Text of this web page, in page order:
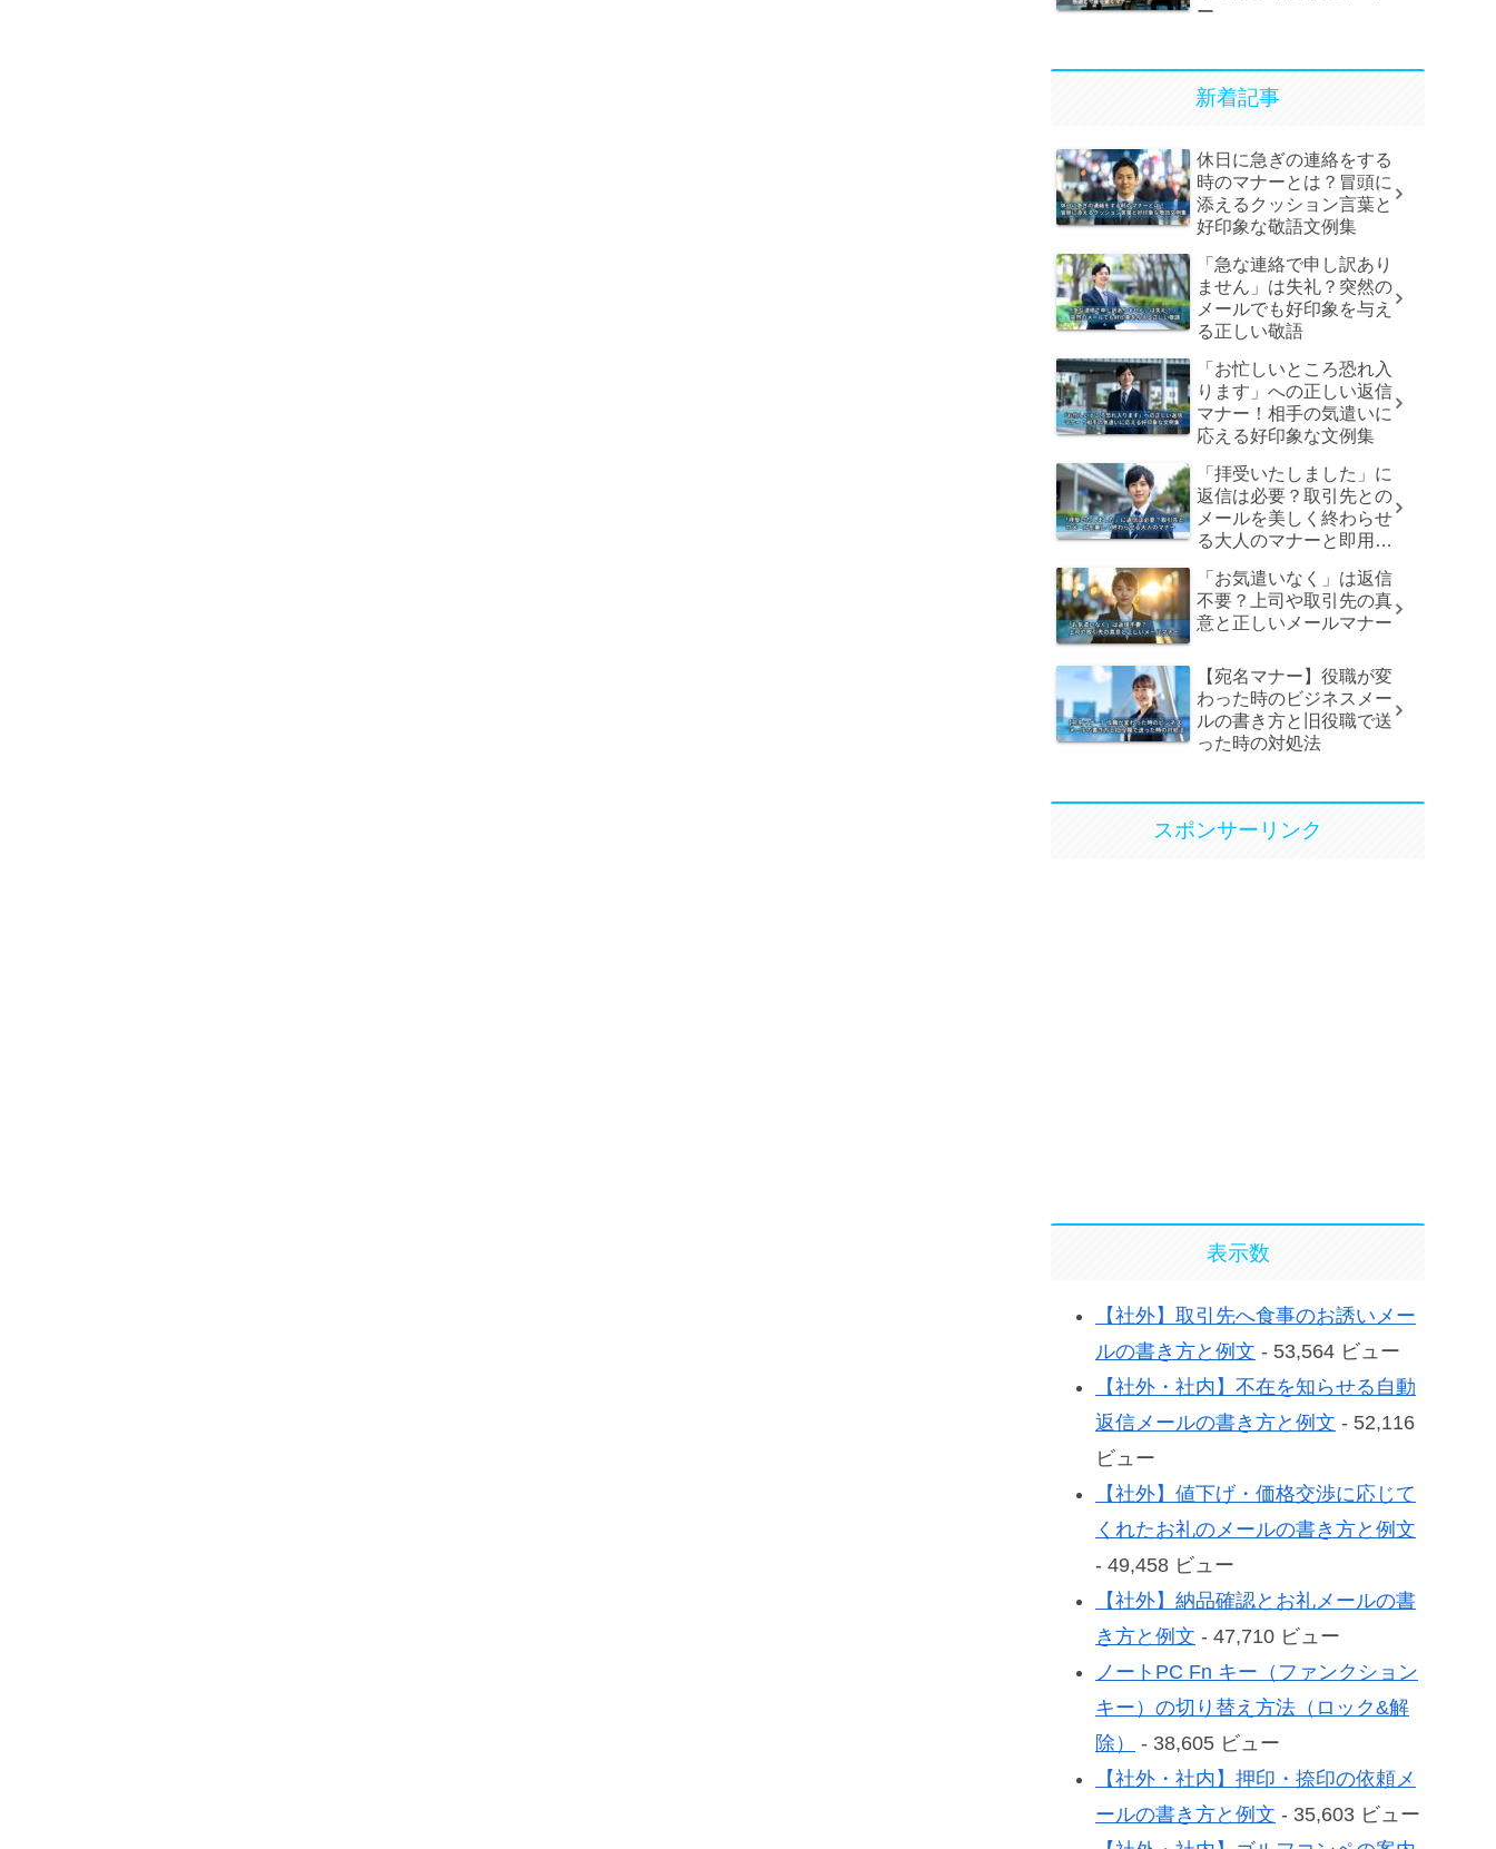
ー
新着記事
休日に急ぎの連絡をする
時のマナーとは？冒頭に
添えるクッション言葉と
好印象な敬語文例集
「急な連絡で申し訳あり
ません」は失礼？突然の
メールでも好印象を与え
る正しい敬語
「お忙しいところ恐れ入
ります」への正しい返信
マナー！相手の気遣いに
応える好印象な文例集
「拝受いたしました」に
返信は必要？取引先との
メールを美しく終わらせ
る大人のマナーと即用文
「お気遣いなく」は返信
不要？上司や取引先の真
意と正しいメールマナー
【宛名マナー】役職が変
わった時のビジネスメー
ルの書き方と旧役職で送
った時の対処法
スポンサーリンク
表示数
【社外】取引先へ食事のお誘いメー
ルの書き方と例文 - 53,564 ビュー
【社外・社内】不在を知らせる自動
返信メールの書き方と例文 - 52,116
ビュー
【社外】値下げ・価格交渉に応じて
くれたお礼のメールの書き方と例文
- 49,458 ビュー
【社外】納品確認とお礼メールの書
き方と例文 - 47,710 ビュー
ノートPC Fn キー（ファンクション
キー）の切り替え方法（ロック&解
除）
- 38,605 ビュー
【社外・社内】押印・捺印の依頼メ
ールの書き方と例文 - 35,603 ビュー